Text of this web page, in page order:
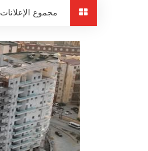
مجموع الإعلانات